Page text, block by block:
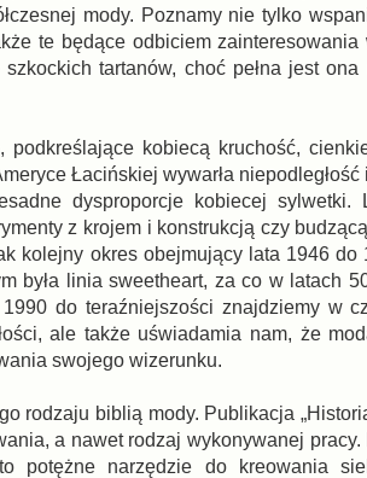
mody. Poznamy nie tylko
te będące odbiciem zainteresowania
tartanów, choć pełna jest
kobiecą kruchość,
Łacińskiej wywarła
dysproporcje kobiecej
z krojem i konstrukcją czy
kolejny okres obejmujący lata 1946 do
była linia sweetheart, za co w latach
do teraźniejszości znajdziemy w
ale także uświadamia nam, że
swojego wizerunku.
rodzaju biblią mody. Publikacja
a nawet rodzaj wykonywanej
potężne narzędzie do kreowania